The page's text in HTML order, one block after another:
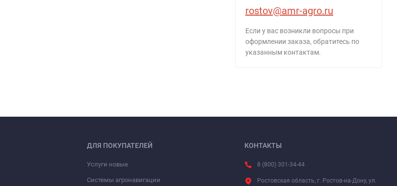
rostov@amr-agro.ru
Если у вас возникли вопросы при
оформлении заказа, обратитесь по
указанным контактам.
ДЛЯ ПОКУПАТЕЛЕЙ
Услуги новые
Системы агронавигации
КОНТАКТЫ
8 (800) 301-34-44
Ростовская область, г. Ростов-на-Дону, ул.